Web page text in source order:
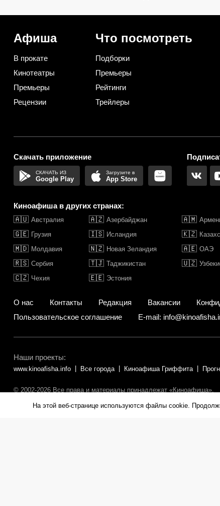
Афиша
В прокате
Кинотеатры
Премьеры
Рецензии
Что посмотреть
Подборки
Премьеры
Рейтинги
Трейлеры
Скачать приложение
Google Play App Store
Киноафиша в других странах:
🇦🇺 Австралия 🇦🇿 Азербайджан 🇦🇲
🇬🇪 Грузия 🇮🇸 Исландия 🇰🇿
🇲🇩 Молдавия 🇳🇿 Новая Зеландия 🇦🇪 ОАЭ
🇷🇸 Сербия 🇹🇯 Таджикистан 🇺🇿
🇨🇿 Чехия 🇪🇪 Эстония
О нас Контакты Редакция Вакансии
Пользовательское соглашение
E-mail:
Наши проекты:
www.kinoafisha.info Все города Киноафиша Гриффита
© 2002-2026 Все права и материалы принадлежат «Киноафиша».
На этой веб-странице используются файлы cookie.